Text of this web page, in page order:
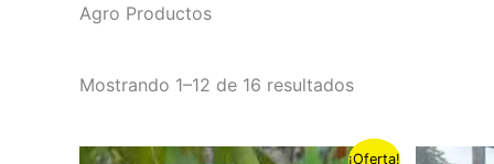
Agro Productos
Mostrando 1–12 de 16 resultados
¡Oferta!
El